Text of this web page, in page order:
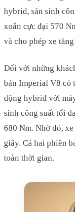
hybrid, sản sinh
xoắn cực đại 570
và cho phép xe
Đối với những
bản Imperial V8 có
động hybrid với
sinh công suất tối
680 Nm. Nhờ đó,
giây. Cả hai phiên
toàn thời gian.